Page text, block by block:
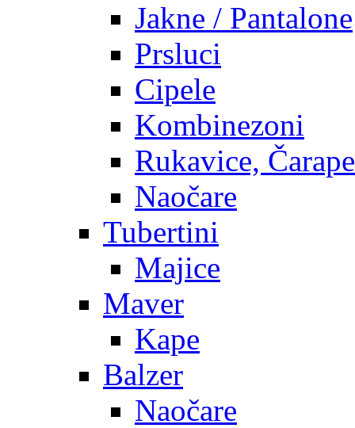
Jakne / Pantalone
Prsluci
Cipele
Kombinezoni
Rukavice, Čarape
Naočare
Tubertini
Majice
Maver
Kape
Balzer
Naočare